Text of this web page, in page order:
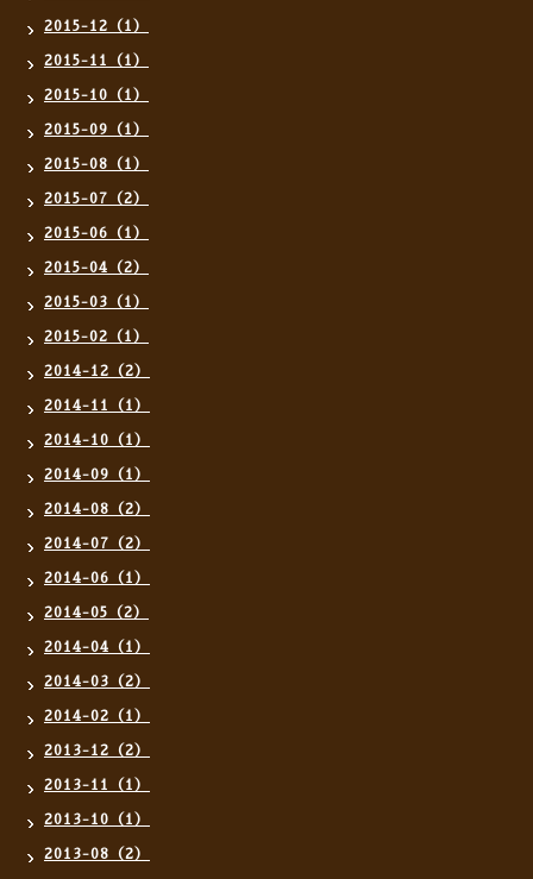
2015-12（1）
2015-11（1）
2015-10（1）
2015-09（1）
2015-08（1）
2015-07（2）
2015-06（1）
2015-04（2）
2015-03（1）
2015-02（1）
2014-12（2）
2014-11（1）
2014-10（1）
2014-09（1）
2014-08（2）
2014-07（2）
2014-06（1）
2014-05（2）
2014-04（1）
2014-03（2）
2014-02（1）
2013-12（2）
2013-11（1）
2013-10（1）
2013-08（2）